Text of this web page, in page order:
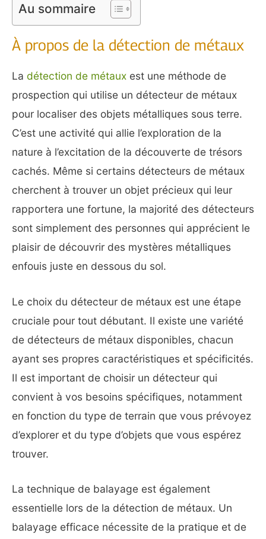
Au sommaire
À propos de la détection de métaux
La détection de métaux est une méthode de
prospection qui utilise un détecteur de métaux
pour localiser des objets métalliques sous terre.
C’est une activité qui allie l’exploration de la
nature à l’excitation de la découverte de trésors
cachés. Même si certains détecteurs de métaux
cherchent à trouver un objet précieux qui leur
rapportera une fortune, la majorité des détecteurs
sont simplement des personnes qui apprécient le
plaisir de découvrir des mystères métalliques
enfouis juste en dessous du sol.
Le choix du détecteur de métaux est une étape
cruciale pour tout débutant. Il existe une variété
de détecteurs de métaux disponibles, chacun
ayant ses propres caractéristiques et spécificités.
Il est important de choisir un détecteur qui
convient à vos besoins spécifiques, notamment
en fonction du type de terrain que vous prévoyez
d’explorer et du type d’objets que vous espérez
trouver.
La technique de balayage est également
essentielle lors de la détection de métaux. Un
balayage efficace nécessite de la pratique et de